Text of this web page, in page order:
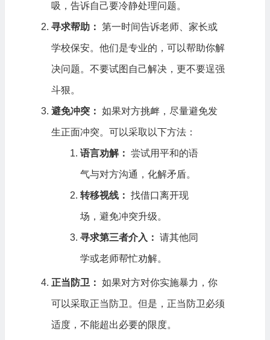
吸，告诉自己要冷静处理问题。
寻求帮助： 第一时间告诉老师、家长或
学校保安。他们是专业的，可以帮助你解
决问题。不要试图自己解决，更不要逞强
斗狠。
避免冲突： 如果对方挑衅，尽量避免发
生正面冲突。可以采取以下方法：
语言劝解： 尝试用平和的语
气与对方沟通，化解矛盾。
转移视线： 找借口离开现
场，避免冲突升级。
寻求第三者介入： 请其他同
学或老师帮忙劝解。
正当防卫： 如果对方对你实施暴力，你
可以采取正当防卫。但是，正当防卫必须
适度，不能超出必要的限度。